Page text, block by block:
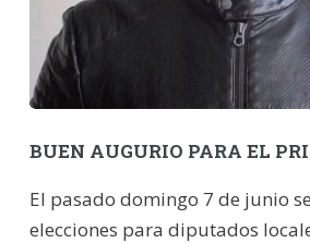
BUEN AUGURIO PARA EL PRI
El pasado domingo 7 de junio
elecciones para diputados